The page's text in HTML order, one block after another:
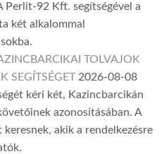
Perlit-92 Kft. segítségével a
két alkalommal
TOLVAJOK
SEGÍTSÉGET 2026-08-08
kéri két, Kazincbarcikán
azonosításában. A
akik a rendelkezésre